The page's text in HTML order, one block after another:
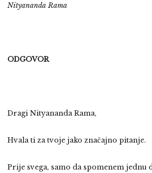
Nityananda Rama
ODGOVOR
Dragi Nityananda Rama,
Hvala ti za tvoje jako značajno pitanje.
Prije svega, samo da spomenem jednu